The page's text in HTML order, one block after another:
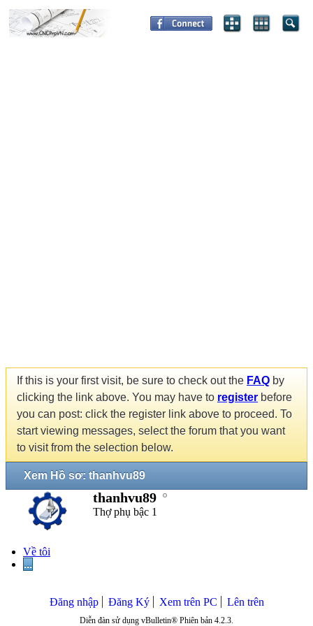
If this is your first visit, be sure to check out the FAQ by
clicking the link above. You may have to register before
you can post: click the register link above to proceed. To
start viewing messages, select the forum that you want
to visit from the selection below.
Xem Hồ sơ: thanhvu89
thanhvu89
Thợ phụ bậc 1
Về tôi
...
Đăng nhập Đăng Ký Xem trên PC Lên trên
Diễn đàn sử dụng vBulletin® Phiên bản 4.2.3.